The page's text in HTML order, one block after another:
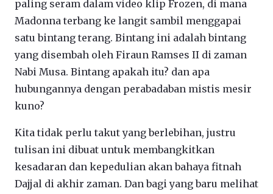
paling seram dalam video klip Frozen, di mana
Madonna terbang ke langit sambil menggapai
satu bintang terang. Bintang ini adalah bintang
yang disembah oleh Firaun Ramses II di zaman
Nabi Musa. Bintang apakah itu? dan apa
hubungannya dengan perabadaban mistis mesir
kuno?
Kita tidak perlu takut yang berlebihan, justru
tulisan ini dibuat untuk membangkitkan
kesadaran dan kepedulian akan bahaya fitnah
Dajjal di akhir zaman. Dan bagi yang baru melihat